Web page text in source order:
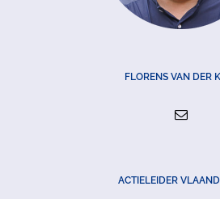
FLORENS VAN DER
ACTIELEIDER